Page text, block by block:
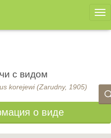
с видом
korejewi (Zarudny, 1905)
о виде